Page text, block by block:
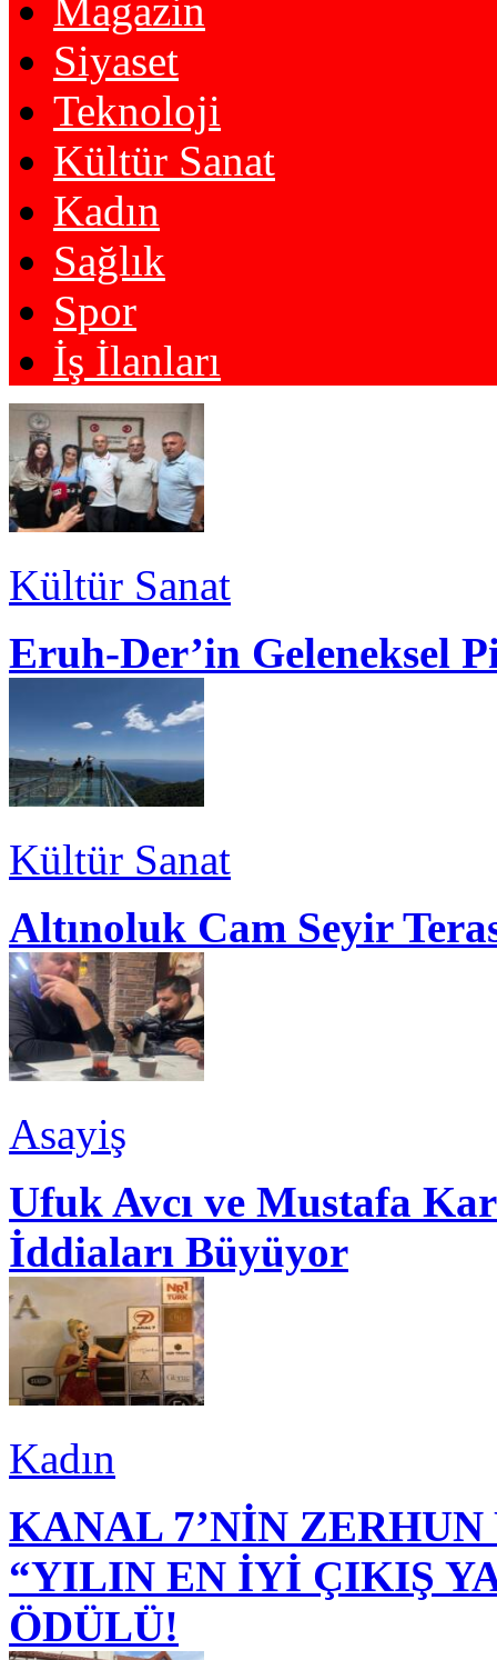
Magazin
Siyaset
Teknoloji
Kültür Sanat
Kadın
Sağlık
Spor
İş İlanları
Kültür Sanat
Eruh-Der’in Geleneksel
Kültür Sanat
Altınoluk Cam Seyir
Asayiş
Ufuk Avcı ve Mustafa
İddiaları Büyüyor
Kadın
KANAL 7’NİN
“YILIN EN İYİ ÇIKIŞ
ÖDÜLÜ!